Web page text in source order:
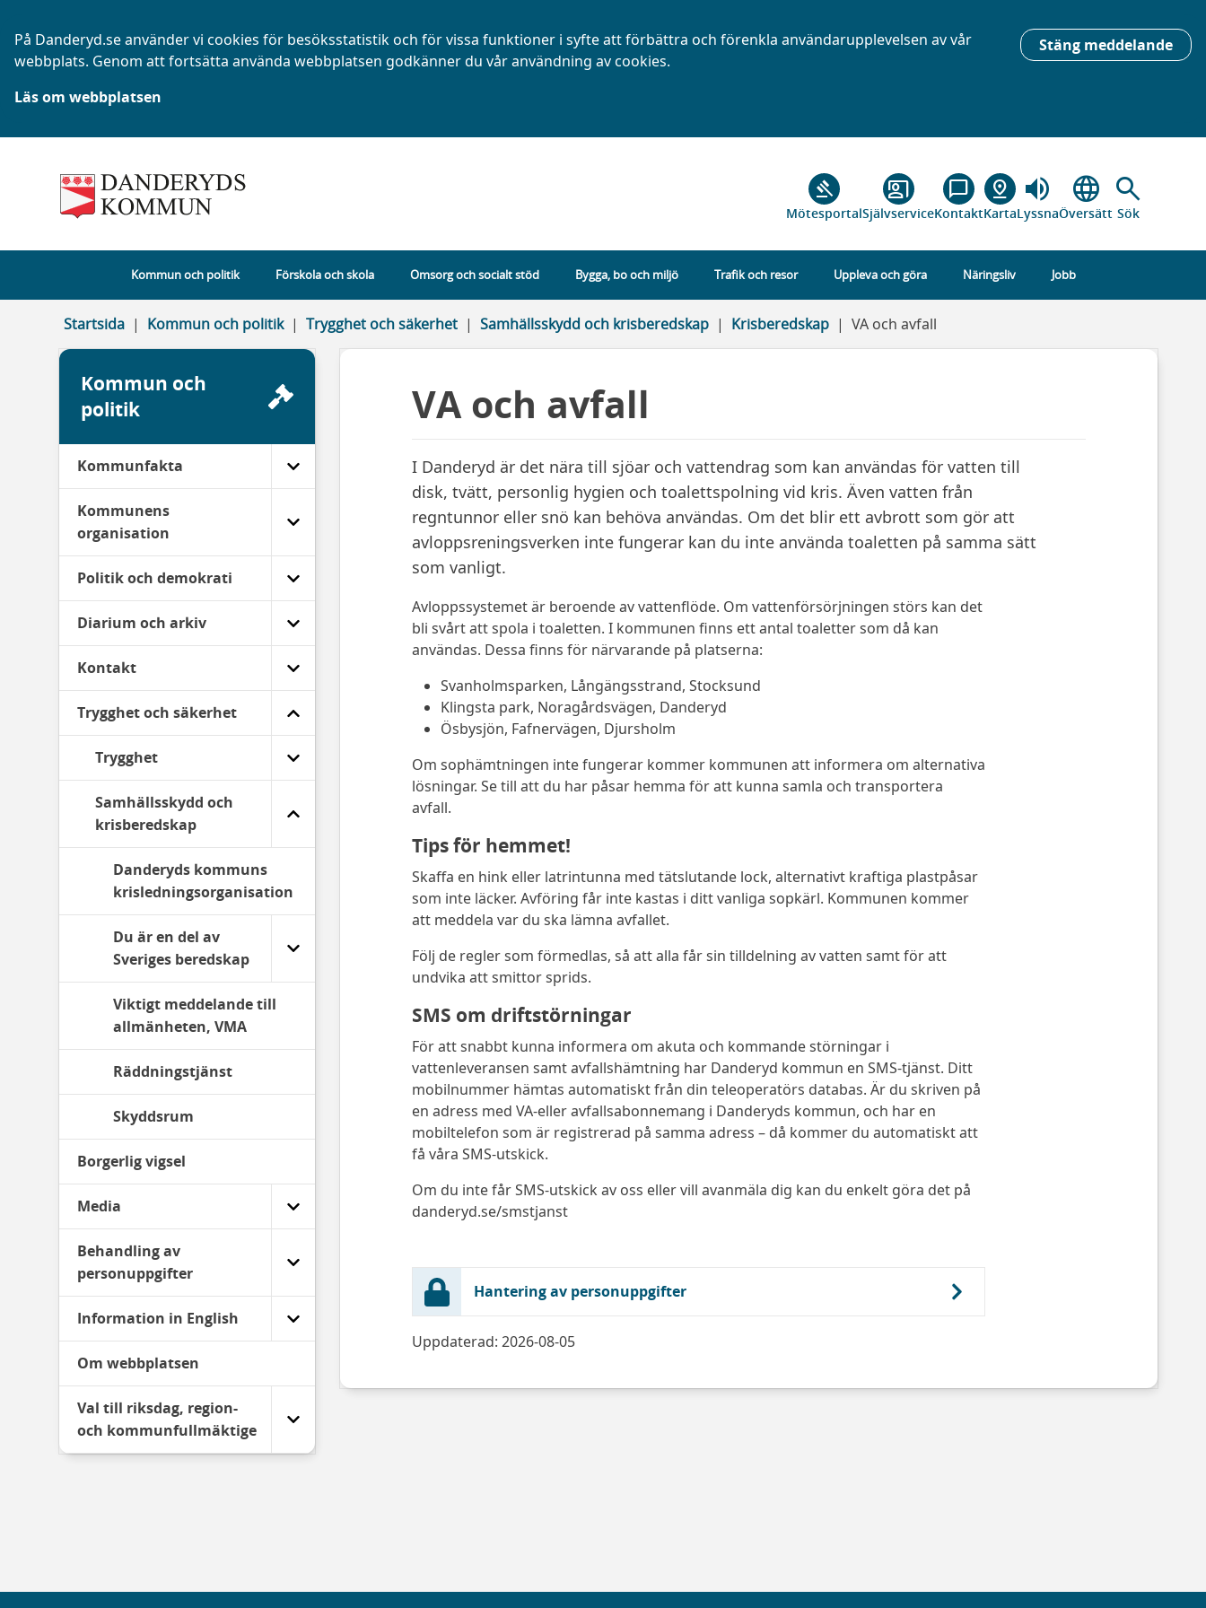
Stäng meddelande
På Danderyd.se använder vi cookies för besöksstatistik och för vissa funktioner i syfte att förbättra och förenkla användarupplevelsen av vår
webbplats. Genom att fortsätta använda webbplatsen godkänner du vår användning av cookies.
Läs om webbplatsen
gavel
Mötesportal
co_present
Självservice
chat_bubble_outline
Kontakt
pin_drop
Karta
volume_up
Lyssna
language
Översätt
search
Sök
Kommun och politik Förskola och skola Omsorg och socialt stöd Bygga, bo och miljö Trafik och resor Uppleva och göra Näringsliv Jobb
Startsida Kommun och politik Trygghet och säkerhet Samhällsskydd och krisberedskap Krisberedskap VA och avfall
VA och avfall
I Danderyd är det nära till sjöar och vattendrag som kan användas för vatten till
disk, tvätt, personlig hygien och toalettspolning vid kris. Även vatten från
regntunnor eller snö kan behöva användas. Om det blir ett avbrott som gör att
avloppsreningsverken inte fungerar kan du inte använda toaletten på samma sätt
som vanligt.
Avloppssystemet är beroende av vattenflöde. Om vattenförsörjningen störs kan det
bli svårt att spola i toaletten. I kommunen finns ett antal toaletter som då kan
användas. Dessa finns för närvarande på platserna:
Svanholmsparken, Långängsstrand, Stocksund
Klingsta park, Noragårdsvägen, Danderyd
Ösbysjön, Fafnervägen, Djursholm
Om sophämtningen inte fungerar kommer kommunen att informera om alternativa
lösningar. Se till att du har påsar hemma för att kunna samla och transportera
avfall.
Tips för hemmet!
Skaffa en hink eller latrintunna med tätslutande lock, alternativt kraftiga plastpåsar
som inte läcker. Avföring får inte kastas i ditt vanliga sopkärl. Kommunen kommer
att meddela var du ska lämna avfallet.
Följ de regler som förmedlas, så att alla får sin tilldelning av vatten samt för att
undvika att smittor sprids.
SMS om driftstörningar
För att snabbt kunna informera om akuta och kommande störningar i
vattenleveransen samt avfallshämtning har Danderyd kommun en SMS-tjänst. Ditt
mobilnummer hämtas automatiskt från din teleoperatörs databas. Är du skriven på
en adress med VA-eller avfallsabonnemang i Danderyds kommun, och har en
mobiltelefon som är registrerad på samma adress – då kommer du automatiskt att
få våra SMS-utskick.
Om du inte får SMS-utskick av oss eller vill avanmäla dig kan du enkelt göra det på
danderyd.se/smstjanst
Hantering av personuppgifter
Uppdaterad: 2026-08-05
Kommun och
politik
Kommunfakta
Kommunens
organisation
Politik och demokrati
Diarium och arkiv
Kontakt
Trygghet och säkerhet
Trygghet
Samhällsskydd och
krisberedskap
Danderyds kommuns
krisledningsorganisation
Du är en del av
Sveriges beredskap
Viktigt meddelande till
allmänheten, VMA
Räddningstjänst
Skyddsrum
Borgerlig vigsel
Media
Behandling av
personuppgifter
Information in English
Om webbplatsen
Val till riksdag, region-
och kommunfullmäktige